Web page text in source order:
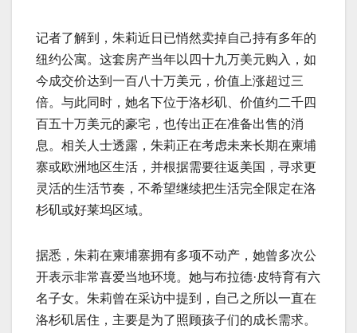
记者了解到，朱莉近日已悄然卖掉自己持有多年的
纽约公寓。这套房产当年以四十九万美元购入，如
今成交价达到一百八十万美元，价值上涨超过三
倍。与此同时，她名下位于洛杉矶、价值约二千四
百五十万美元的豪宅，也传出正在准备出售的消
息。相关人士透露，朱莉正在考虑未来长期在柬埔
寨或欧洲地区生活，并根据需要往返美国，寻求更
灵活的生活节奏，不希望继续把生活完全限定在洛
杉矶或好莱坞区域。
据悉，朱莉在柬埔寨拥有多项不动产，她曾多次公
开表示非常喜爱当地环境。她与布拉德·皮特育有六
名子女。朱莉曾在采访中提到，自己之所以一直在
洛杉矶居住，主要是为了照顾孩子们的成长需求。